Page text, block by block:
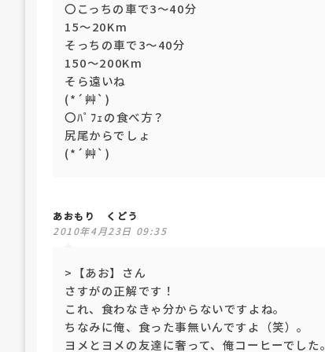
〇こっちの車で3～40分
15～20Km
そっちの車で3～40分
150～200Km
そら遠いね
(*´艸`)
〇ﾊﾟﾌｪの食べ方？
尻尾からでしょ
(*´艸`)
あおもり くどう
2010年4月23日 09:35
>【あお】さん
さすがの正解です！
これ、食わなきゃ分からないですよね。
ちなみに俺、食った事無いんですよ（笑）。
ヨメとヨメの友達に奢って、俺コーヒーでした。